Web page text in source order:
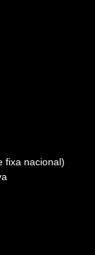
fixa nacional)